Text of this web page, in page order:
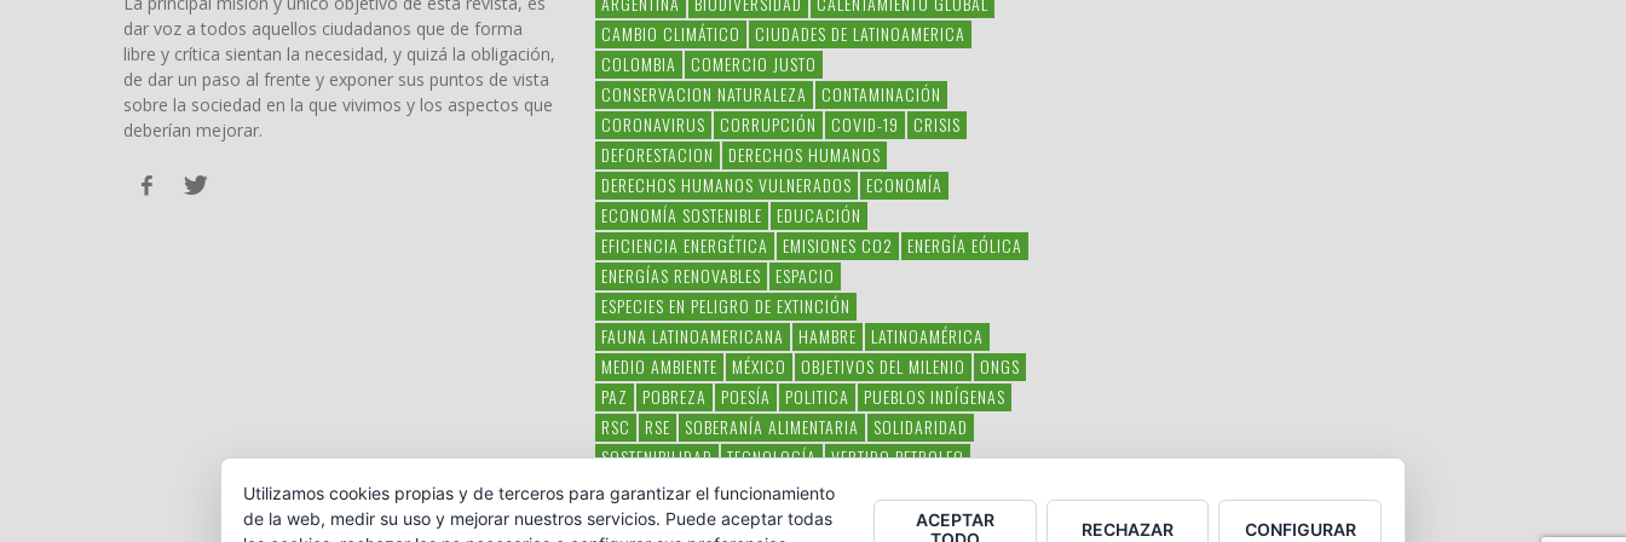
dar voz a todos aquellos ciudadanos que de forma
libre y crítica sientan la necesidad, y quizá la obligación,
de dar un paso al frente y exponer sus puntos de vista
sobre la sociedad en la que vivimos y los aspectos que
deberían mejorar.
CAMBIO CLIMÁTICO
CIUDADES DE LATINOAMERICA
COLOMBIA
COMERCIO JUSTO
CONSERVACION NATURALEZA
CONTAMINACIÓN
CORONAVIRUS
CORRUPCIÓN COVID-19
CRISIS
DEFORESTACION
DERECHOS HUMANOS
DERECHOS HUMANOS VULNERADOS
ECONOMÍA
ECONOMÍA SOSTENIBLE
EDUCACIÓN
EFICIENCIA ENERGÉTICA
EMISIONES CO2
ENERGÍA EÓLICA
ENERGÍAS RENOVABLES
ESPACIO
ESPECIES EN PELIGRO DE EXTINCIÓN
FAUNA LATINOAMERICANA
HAMBRE
LATINOAMÉRICA
MEDIO AMBIENTE
MÉXICO OBJETIVOS DEL MILENIO
ONGS
PAZ
POBREZA POESÍA POLITICA
PUEBLOS INDÍGENAS
RSC
RSE SOBERANÍA ALIMENTARIA
SOLIDARIDAD
SOSTENIBILIDAD TECNOLOGÍA VERTIDO PETROLEO
VIOLENCIA DE GÉNERO.
Utilizamos cookies propias y de terceros para garantizar el funcionamiento
de la web, medir su uso y mejorar nuestros servicios. Puede aceptar todas
ACEPTAR
RECHAZAR CONFIGURAR